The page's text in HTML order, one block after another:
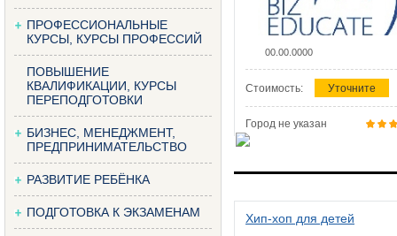
ПРОФЕССИОНАЛЬНЫЕ
КУРСЫ, КУРСЫ ПРОФЕССИЙ
ПОВЫШЕНИЕ
КВАЛИФИКАЦИИ, КУРСЫ
ПЕРЕПОДГОТОВКИ
БИЗНЕС, МЕНЕДЖМЕНТ,
ПРЕДПРИНИМАТЕЛЬСТВО
РАЗВИТИЕ РЕБЁНКА
ПОДГОТОВКА К ЭКЗАМЕНАМ
00.00.0000
Стоимость: Уточните
Город не указан
Хип-хоп для детей